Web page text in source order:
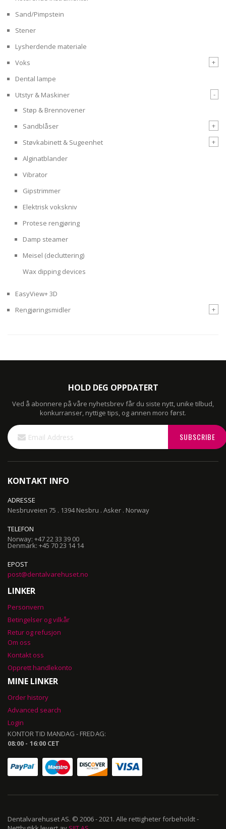
Sand/Pimpstein
Stener
Lysherdende materiale
Voks
+
Dental lampe
Utstyr & Maskiner
-
Støp & Brennovener
Sandblåser
+
Støvkabinett & Sugeenhet
+
Alginatblander
Vibrator
Gipstrimmer
Elektrisk vokskniv
Protese rengjøring
Damp steamer
Meisel (decluttering)
Wax dipping devices
EasyView+ 3D
Rengjøringsmidler
+
HOLD DEG OPPDATERT
Ved å abonnere på våre nyhetsbrev får du siste nytt, unike tilbud,
konkurranser, nyttige tips, og annen moro først.
Sign
Up
for
SUBSCRIBE
KONTAKT INFO
ADRESSE
Nesbruveien 75 . 1394 Nesbru . Asker . Norway
TELEFON
Norway: +47 22 33 39 00
Denmark: +45 70 23 14 14
EPOST
post@dentalvarehuset.no
LINKER
Personvern
Betingelser og vilkår
Retur og refusjon
Om oss
Kontakt oss
Opprett handlekonto
MINE LINKER
Order history
Advanced search
Login
KONTOR TID MANDAG - FREDAG:
08:00 - 16:00 CET
Dentalvarehuset AS. © 2006 - 2021. Alle rettigheter forbeholdt -